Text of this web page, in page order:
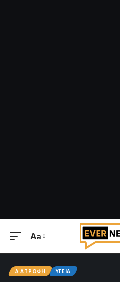
Μεγέθυνση
Aa
ΔΙΑΤΡΟΦΉ ΥΓΕΊΑ